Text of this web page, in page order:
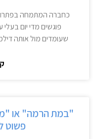
כחברה המתמחה
פוגשים מדי יום
שעומדים מול אותה
"במת הרמה" או
פשוט